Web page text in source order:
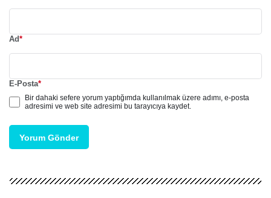
Ad*
E-Posta*
Bir dahaki sefere yorum yaptığımda kullanılmak üzere adımı, e-posta
adresimi ve web site adresimi bu tarayıcıya kaydet.
Yorum Gönder